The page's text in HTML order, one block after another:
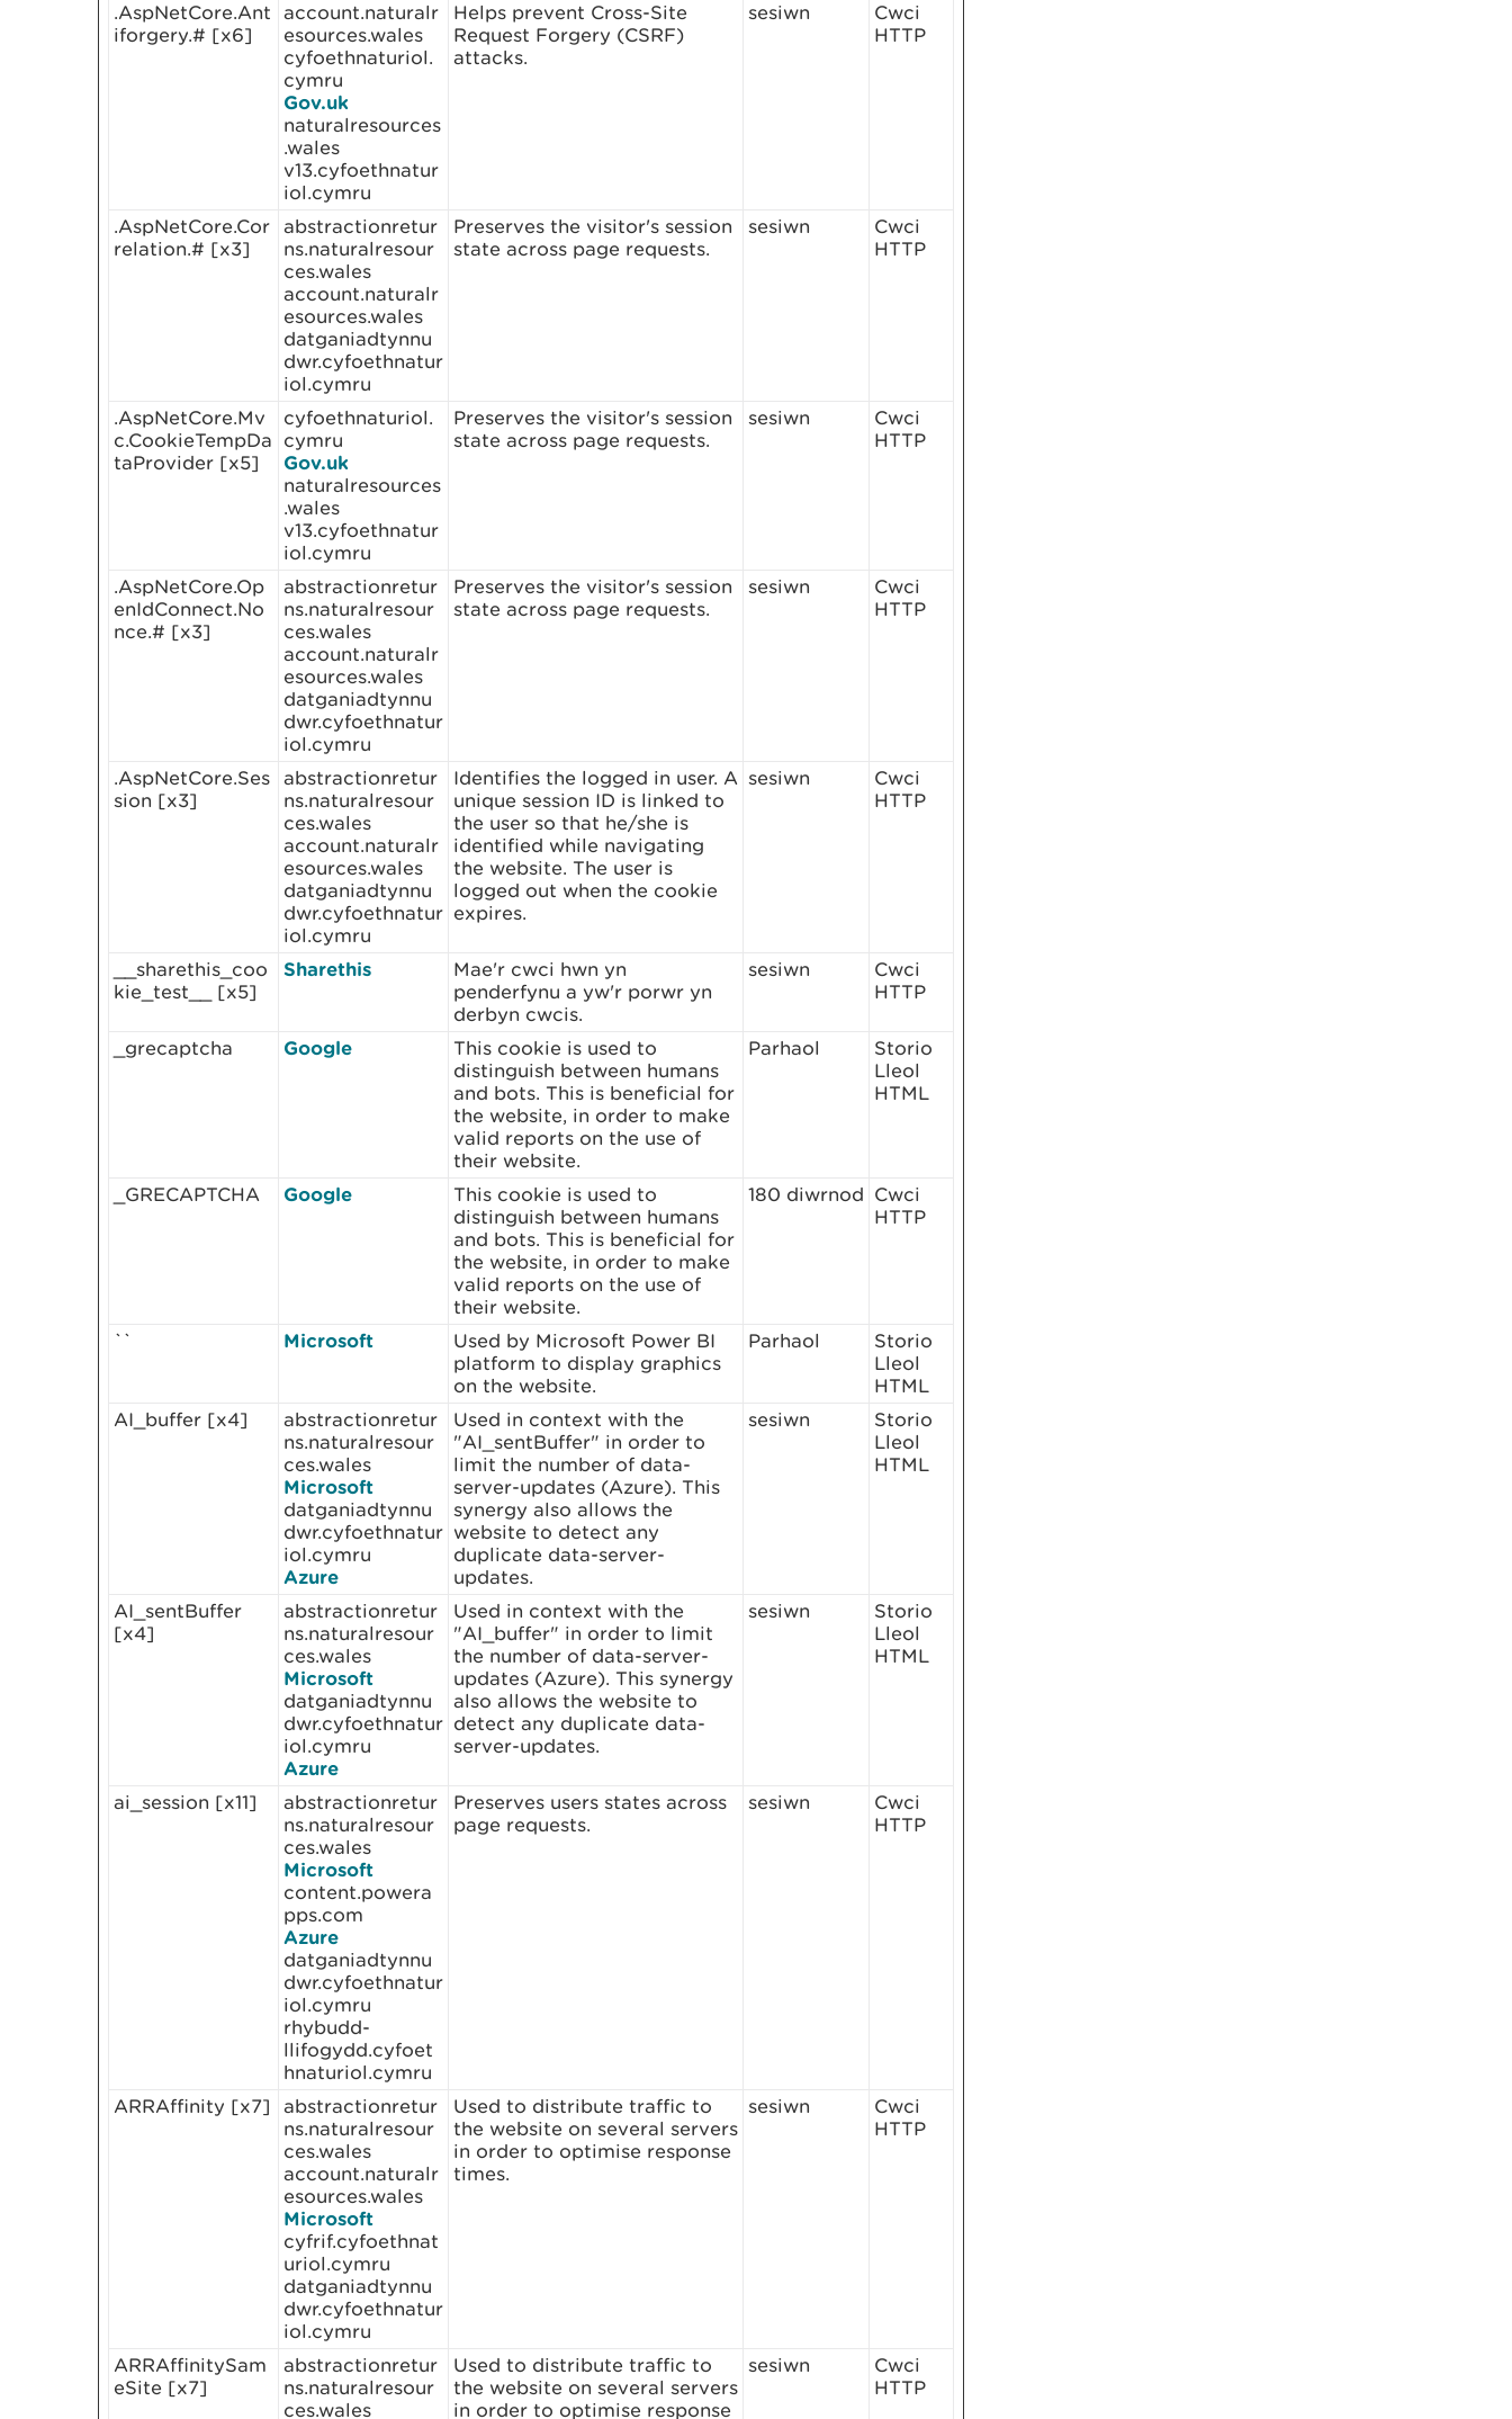
.AspNetCore.Ant
iforgery.# [x6]
account.naturalr
esources.wales
cyfoethnaturiol.
cymru
Gov.uk
naturalresources
.wales
v13.cyfoethnatur
iol.cymru
Helps prevent Cross-Site
Request Forgery (CSRF)
attacks.
sesiwn
Cwci
HTTP
.AspNetCore.Cor
relation.# [x3]
abstractionretur
ns.naturalresour
ces.wales
account.naturalr
esources.wales
datganiadtynnu
dwr.cyfoethnatur
iol.cymru
Preserves the visitor's session
state across page requests.
sesiwn
Cwci
HTTP
.AspNetCore.Mv
c.CookieTempDa
taProvider [x5]
cyfoethnaturiol.
cymru
Gov.uk
naturalresources
.wales
v13.cyfoethnatur
iol.cymru
Preserves the visitor's session
state across page requests.
sesiwn
Cwci
HTTP
.AspNetCore.Op
enIdConnect.No
nce.# [x3]
abstractionretur
ns.naturalresour
ces.wales
account.naturalr
esources.wales
datganiadtynnu
dwr.cyfoethnatur
iol.cymru
Preserves the visitor's session
state across page requests.
sesiwn
Cwci
HTTP
.AspNetCore.Ses
sion [x3]
abstractionretur
ns.naturalresour
ces.wales
account.naturalr
esources.wales
datganiadtynnu
dwr.cyfoethnatur
iol.cymru
Identifies the logged in user. A
unique session ID is linked to
the user so that he/she is
identified while navigating
the website. The user is
logged out when the cookie
expires.
sesiwn
Cwci
HTTP
__sharethis_coo
kie_test__ [x5]
Sharethis
Mae'r cwci hwn yn
penderfynu a yw'r porwr yn
derbyn cwcis.
sesiwn
Cwci
HTTP
_grecaptcha Google
This cookie is used to
distinguish between humans
and bots. This is beneficial for
the website, in order to make
valid reports on the use of
their website.
Parhaol
Storio
Lleol
HTML
_GRECAPTCHA Google
This cookie is used to
distinguish between humans
and bots. This is beneficial for
the website, in order to make
valid reports on the use of
their website.
180 diwrnod Cwci
HTTP
`` Microsoft
Used by Microsoft Power BI
platform to display graphics
on the website.
Parhaol
Storio
Lleol
HTML
AI_buffer [x4]
abstractionretur
ns.naturalresour
ces.wales
Microsoft
datganiadtynnu
dwr.cyfoethnatur
iol.cymru
Azure
Used in context with the
"AI_sentBuffer" in order to
limit the number of data-
server-updates (Azure). This
synergy also allows the
website to detect any
duplicate data-server-
updates.
sesiwn
Storio
Lleol
HTML
AI_sentBuffer
[x4]
abstractionretur
ns.naturalresour
ces.wales
Microsoft
datganiadtynnu
dwr.cyfoethnatur
iol.cymru
Azure
Used in context with the
"AI_buffer" in order to limit
the number of data-server-
updates (Azure). This synergy
also allows the website to
detect any duplicate data-
server-updates.
sesiwn
Storio
Lleol
HTML
ai_session [x11]
abstractionretur
ns.naturalresour
ces.wales
Microsoft
content.powera
pps.com
Azure
datganiadtynnu
dwr.cyfoethnatur
iol.cymru
rhybudd-
llifogydd.cyfoet
hnaturiol.cymru
Preserves users states across
page requests.
sesiwn
Cwci
HTTP
ARRAffinity [x7]
abstractionretur
ns.naturalresour
ces.wales
account.naturalr
esources.wales
Microsoft
cyfrif.cyfoethnat
uriol.cymru
datganiadtynnu
dwr.cyfoethnatur
iol.cymru
Used to distribute traffic to
the website on several servers
in order to optimise response
times.
sesiwn
Cwci
HTTP
ARRAffinitySam
eSite [x7]
abstractionretur
ns.naturalresour
ces.wales
Used to distribute traffic to
the website on several servers
in order to optimise response
sesiwn
Cwci
HTTP